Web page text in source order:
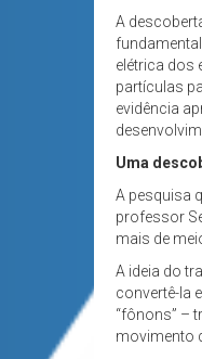
A
elétrica dos
partículas
evidência
Uma
A pesquisa
professor
mais de
A ideia do
convertê-la
“fônons” –
movimento